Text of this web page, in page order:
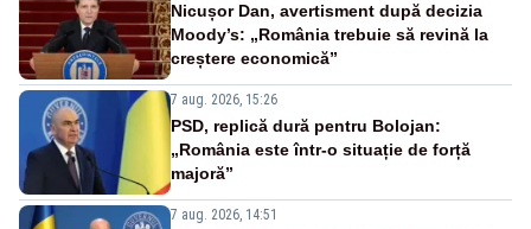
Nicușor Dan, avertisment după decizia
Moody’s: „România trebuie să revină la
creștere economică”
7 aug. 2026, 15:26
PSD, replică dură pentru Bolojan:
„România este într-o situație de forță
majoră”
7 aug. 2026, 14:51